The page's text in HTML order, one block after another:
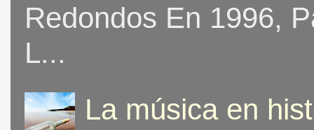
Redondos En 1996,
L...
La música en